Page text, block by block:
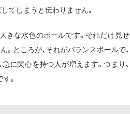
てしまうと伝わりません。
きな水色のボールです。それだけ見せ
ところが、それがバランスボールで、
に関心を持つ人が増えます。つまり、
。